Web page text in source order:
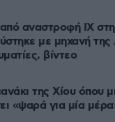
αναστροφή ΙΧ
με μηχανή
βίντεο
της Χίου όπου
«ψαρά για μία